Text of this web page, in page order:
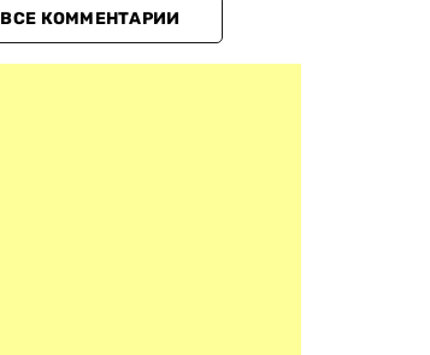
ВСЕ КОММЕНТАРИИ